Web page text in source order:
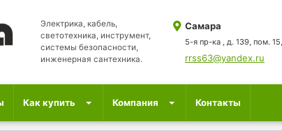
Электрика, кабель,
светотехника, инструмент,
системы безопасности,
инженерная сантехника.
Самара
5-я пр-ка , д. 139, пом.
rrss63@yandex.ru
Как купить Компания Контакты